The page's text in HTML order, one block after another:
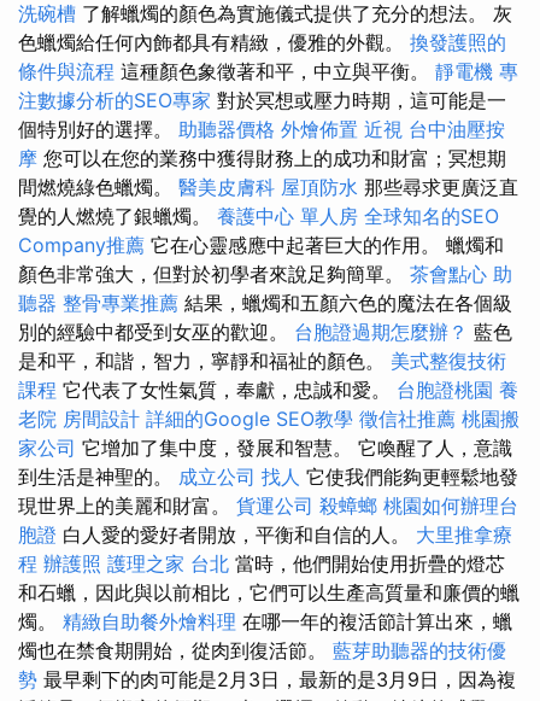
洗碗槽 了解蠟燭的顏色為實施儀式提供了充分的想法。 灰
色蠟燭給任何內飾都具有精緻，優雅的外觀。 換發護照的
條件與流程 這種顏色象徵著和平，中立與平衡。 靜電機 專
注數據分析的SEO專家 對於冥想或壓力時期，這可能是一
個特別好的選擇。 助聽器價格 外燴佈置 近視 台中油壓按
摩 您可以在您的業務中獲得財務上的成功和財富；冥想期
間燃燒綠色蠟燭。 醫美皮膚科 屋頂防水 那些尋求更廣泛直
覺的人燃燒了銀蠟燭。 養護中心 單人房 全球知名的SEO
Company推薦 它在心靈感應中起著巨大的作用。 蠟燭和
顏色非常強大，但對於初學者來說足夠簡單。 茶會點心 助
聽器 整骨專業推薦 結果，蠟燭和五顏六色的魔法在各個級
別的經驗中都受到女巫的歡迎。 台胞證過期怎麼辦？ 藍色
是和平，和諧，智力，寧靜和福祉的顏色。 美式整復技術
課程 它代表了女性氣質，奉獻，忠誠和愛。 台胞證桃園 養
老院 房間設計 詳細的Google SEO教學 徵信社推薦 桃園搬
家公司 它增加了集中度，發展和智慧。 它喚醒了人，意識
到生活是神聖的。 成立公司 找人 它使我們能夠更輕鬆地發
現世界上的美麗和財富。 貨運公司 殺蟑螂 桃園如何辦理台
胞證 白人愛的愛好者開放，平衡和自信的人。 大里推拿療
程 辦護照 護理之家 台北 當時，他們開始使用折疊的燈芯
和石蠟，因此與以前相比，它們可以生產高質量和廉價的蠟
燭。 精緻自助餐外燴料理 在哪一年的複活節計算出來，蠟
燭也在禁食期開始，從肉到復活節。 藍芽助聽器的技術優
勢 最早剩下的肉可能是2月3日，最新的是3月9日，因為複